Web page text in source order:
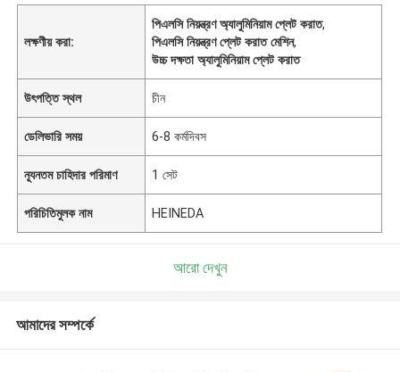
লক্ষণীয় করা:
পিএলসি নিয়ন্ত্রণ অ্যালুমিনিয়াম প্লেট করাত,
পিএলসি নিয়ন্ত্রণ প্লেট করাত মেশিন,
উচ্চ দক্ষতা অ্যালুমিনিয়াম প্লেট করাত
উৎপত্তি স্থল চীন
ডেলিভারি সময় 6-8 কর্মদিবস
ন্যূনতম চাহিদার পরিমাণ 1 সেট
পরিচিতিমুলক নাম HEINEDA
আরো দেখুন
আমাদের সম্পর্কে